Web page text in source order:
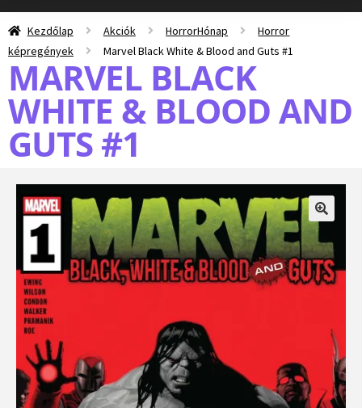
Kezdőlap Akciók HorrorHónap
Horror
képregények
Marvel Black White & Blood and Guts #1
MARVEL BLACK
WHITE & BLOOD AND
GUTS #1